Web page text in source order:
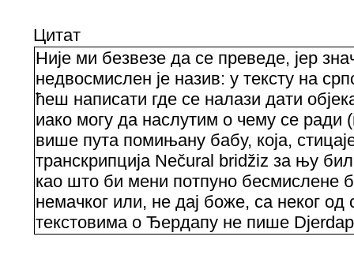
Цитат
Није ми безвезе да се преведе, јер
недвосмислен је назив: у тексту на
ћеш написати где се налази дати
иако могу да наслутим о чему се
више пута помињану бабу, која,
транскрипција Nečural bridžiz за њу
као што би мени потпуно бесмислене
немачког или, не дај боже, са неког од
текстовима о Ђердапу не пише